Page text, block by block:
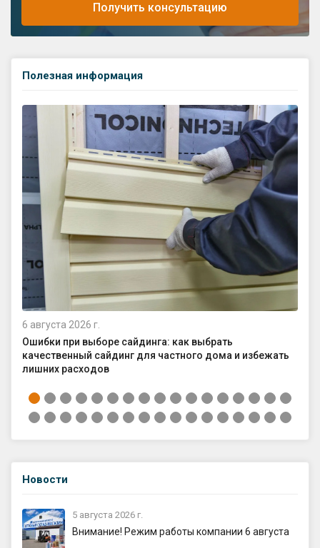
Новости
5 августа 2026 г.
Внимание! Режим работы компании 6 августа
Получить консультацию
Полезная информация
6 августа 2026 г.
Ошибки при выборе сайдинга: как выбрать
качественный сайдинг для частного дома и избежать
лишних расходов